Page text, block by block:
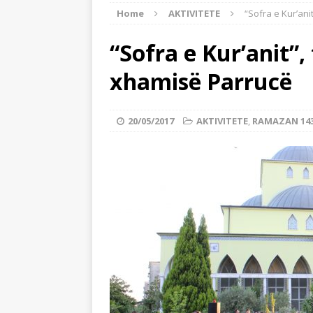
BOTA ISLAME
[ 22/07/2026 ]
Myftinia Shkodër
Myftiu i
AKTUALITET
Home AKTIVITETE “Sofra e
“Sofra e
xhamisë Parrucë
20/05/2017 AKTIVITETE, RAMAZAN